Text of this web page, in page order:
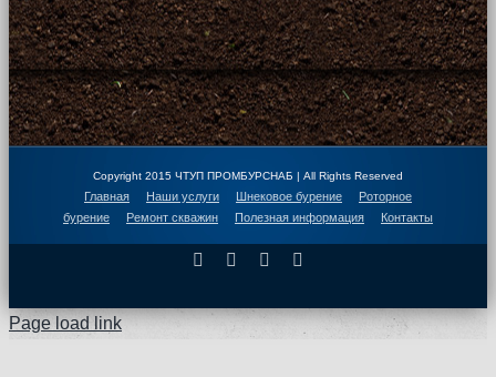
Copyright 2015 ЧТУП ПРОМБУРСНАБ | All Rights Reserved
Главная Наши услуги Шнековое бурение
Роторное
бурение
Ремонт скважин Полезная информация Контакты
Facebook Instagram
Page load link